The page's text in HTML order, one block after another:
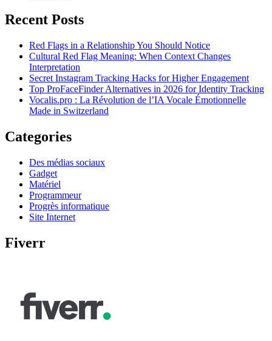
Recent Posts
Red Flags in a Relationship You Should Notice
Cultural Red Flag Meaning: When Context Changes
Interpretation
Secret Instagram Tracking Hacks for Higher Engagement
Top ProFaceFinder Alternatives in 2026 for Identity Tracking
Vocalis.pro : La Révolution de l’IA Vocale Émotionnelle
Made in Switzerland
Categories
Des médias sociaux
Gadget
Matériel
Programmeur
Progrès informatique
Site Internet
Fiverr